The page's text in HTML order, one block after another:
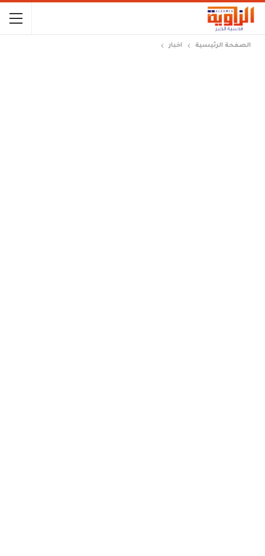
الصفحة الرئيسية اخبار